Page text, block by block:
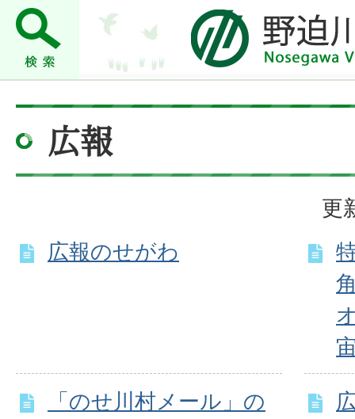
広報
更
広報のせがわ
「のせ川村メール」の